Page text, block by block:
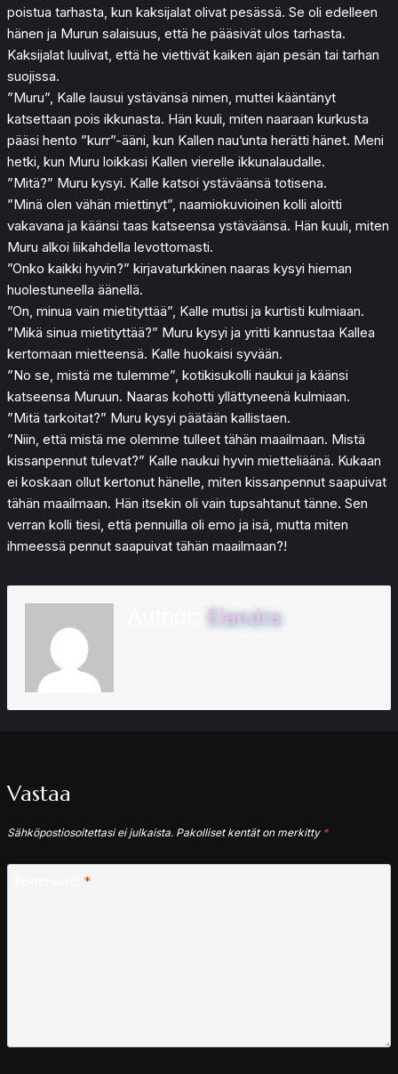
poistua tarhasta, kun kaksijalat olivat pesässä. Se oli edelleen
hänen ja Murun salaisuus, että he pääsivät ulos tarhasta.
Kaksijalat luulivat, että he viettivät kaiken ajan pesän tai tarhan
suojissa.
”Muru”, Kalle lausui ystävänsä nimen, muttei kääntänyt
katsettaan pois ikkunasta. Hän kuuli, miten naaraan kurkusta
pääsi hento ”kurr”-ääni, kun Kallen nau’unta herätti hänet. Meni
hetki, kun Muru loikkasi Kallen vierelle ikkunalaudalle.
”Mitä?” Muru kysyi. Kalle katsoi ystäväänsä totisena.
”Minä olen vähän miettinyt”, naamiokuvioinen kolli aloitti
vakavana ja käänsi taas katseensa ystäväänsä. Hän kuuli, miten
Muru alkoi liikahdella levottomasti.
”Onko kaikki hyvin?” kirjavaturkkinen naaras kysyi hieman
huolestuneella äänellä.
”On, minua vain mietityttää”, Kalle mutisi ja kurtisti kulmiaan.
”Mikä sinua mietityttää?” Muru kysyi ja yritti kannustaa Kallea
kertomaan mietteensä. Kalle huokaisi syvään.
”No se, mistä me tulemme”, kotikisukolli naukui ja käänsi
katseensa Muruun. Naaras kohotti yllättyneenä kulmiaan.
”Mitä tarkoitat?” Muru kysyi päätään kallistaen.
”Niin, että mistä me olemme tulleet tähän maailmaan. Mistä
kissanpennut tulevat?” Kalle naukui hyvin mietteliäänä. Kukaan
ei koskaan ollut kertonut hänelle, miten kissanpennut saapuivat
tähän maailmaan. Hän itsekin oli vain tupsahtanut tänne. Sen
verran kolli tiesi, että pennuilla oli emo ja isä, mutta miten
ihmeessä pennut saapuivat tähän maailmaan?!
Elandra
Vastaa
Sähköpostiosoitettasi ei julkaista. Pakolliset kentät on merkitty *
*